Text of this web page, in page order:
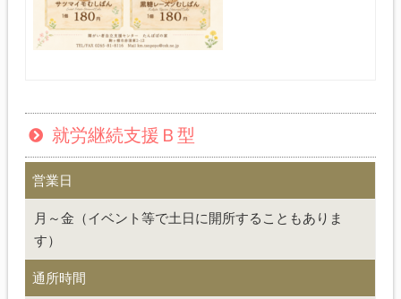
就労継続支援Ｂ型
営業日
月～金（イベント等で土日に開所することもありま
す）
通所時間